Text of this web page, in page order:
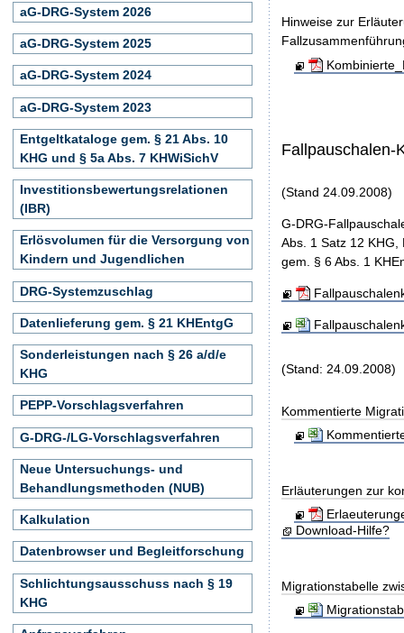
Hinweise zur
Fallpauschalen-
(Stand 24.09.2008)
G-DRG-
Abs. 1 Satz 12
gem. § 6 Abs. 1
(Stand: 24.09.2008)
Kommentierte
Erläuterungen zur
Download-Hilfe?
Migrationstabelle
aG-DRG-System 2026
aG-DRG-System 2025
aG-DRG-System 2024
aG-DRG-System 2023
Entgeltkataloge gem. § 21 Abs. 10
KHG und § 5a Abs. 7 KHWiSichV
Investitionsbewertungsrelationen
(IBR)
Erlösvolumen für die Versorgung von
Kindern und Jugendlichen
DRG-Systemzuschlag
Datenlieferung gem. § 21 KHEntgG
Sonderleistungen nach § 26 a/d/e
KHG
PEPP-Vorschlagsverfahren
G-DRG-/LG-Vorschlagsverfahren
Neue Untersuchungs- und
Behandlungsmethoden (NUB)
Kalkulation
Datenbrowser und Begleitforschung
Schlichtungsausschuss nach § 19
KHG